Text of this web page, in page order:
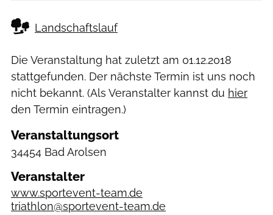
Landschaftslauf
Die Veranstaltung hat zuletzt am 01.12.2018
stattgefunden. Der nächste Termin ist uns noch
nicht bekannt. (Als Veranstalter kannst du hier
den Termin eintragen.)
Veranstaltungsort
34454 Bad Arolsen
Veranstalter
www.sportevent-team.de
triathlon@sportevent-team.de